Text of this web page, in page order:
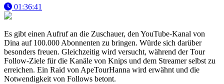
01:36:41
Es gibt einen Aufruf an die Zuschauer, den YouTube-Kanal von
Dina auf 100.000 Abonnenten zu bringen. Würde sich darüber
besonders freuen. Gleichzeitig wird versucht, während der Tour
Follow-Ziele für die Kanäle von Knips und dem Streamer selbst zu
erreichen. Ein Raid von ApeTourHanna wird erwähnt und die
Notwendigkeit von Follows betont.